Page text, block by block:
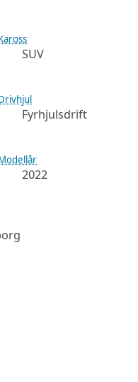
SUV
Fyrhjulsdrift
2022